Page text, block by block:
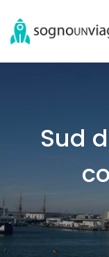
Sud